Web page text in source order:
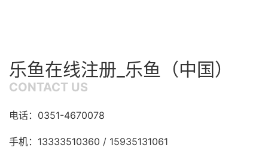
乐鱼在线注册_乐鱼（中国）
CONTACT US
电话：0351-4670078
手机：13333510360 / 15935131061